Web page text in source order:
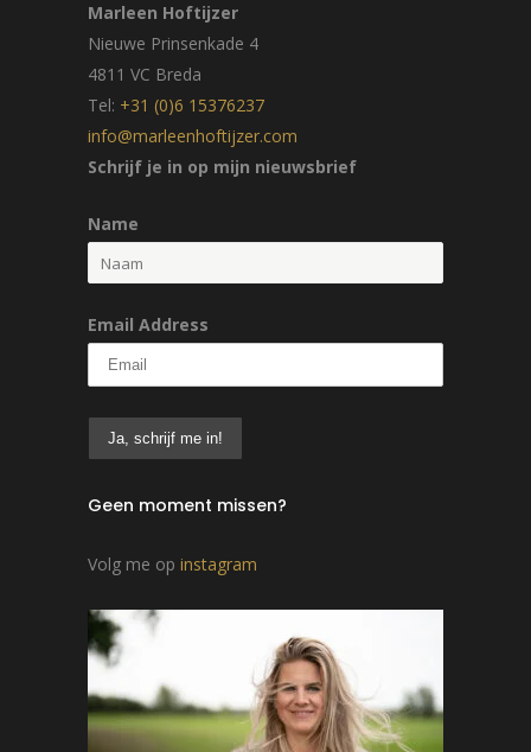
Marleen Hoftijzer
Nieuwe Prinsenkade 4
4811 VC Breda
Tel: +31 (0)6 15376237
info@marleenhoftijzer.com
Schrijf je in op mijn nieuwsbrief
Name
Email Address
Geen moment missen?
Volg me op instagram